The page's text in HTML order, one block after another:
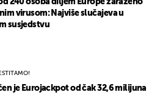
240 osoba diljem Europe zaraženo
virusom: Najviše slučajeva u
susjedstvu
je Eurojackpot od čak 32,6 milijuna